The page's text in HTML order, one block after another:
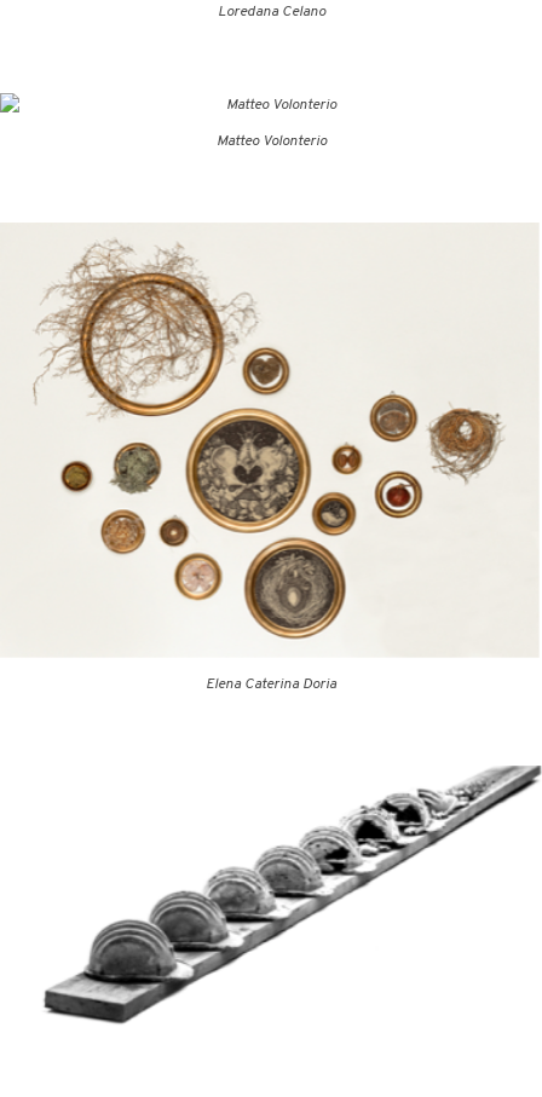
Loredana Celano
Matteo Volonterio
Elena Caterina Doria